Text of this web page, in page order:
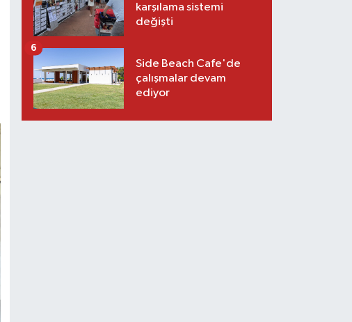
karşılama sistemi
değişti
Side Beach Cafe'de
çalışmalar devam
ediyor
6